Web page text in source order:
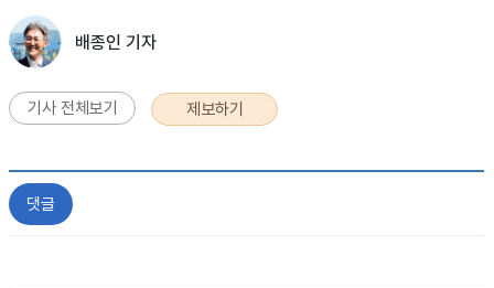
배종인 기자
기사 전체보기 제보하기
댓글